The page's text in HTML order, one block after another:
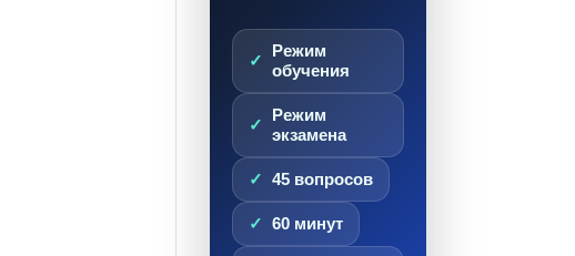
Режим
обучения
Режим
экзамена
45 вопросов
60 минут